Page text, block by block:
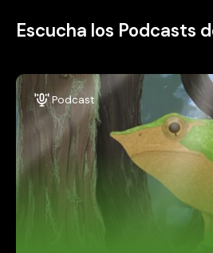
Escucha los Podcasts
Podcast